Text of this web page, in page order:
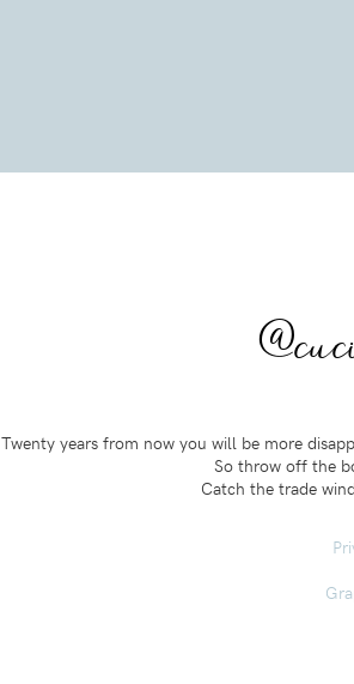
Twenty years from now you will be more
So throw off the
Catch the trade